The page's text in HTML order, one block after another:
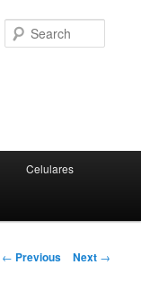
Celulares
Post
← Previous Next →